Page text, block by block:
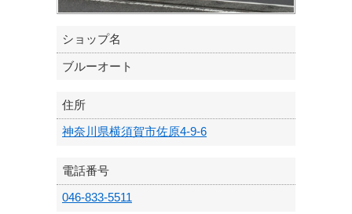
ショップ名
ブルーオート
住所
神奈川県横須賀市佐原4-9-6
電話番号
046-833-5511